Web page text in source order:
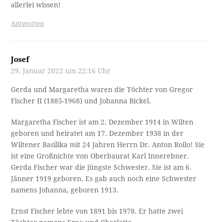
allerlei wissen!
Antworten
Josef
29. Januar 2022 um 22:16 Uhr
Gerda und Margaretha waren die Töchter von Gregor
Fischer II (1885-1968) und Johanna Bickel.
Margaretha Fischer ist am 2. Dezember 1914 in Wilten
geboren und heiratet am 17. Dezember 1938 in der
Wiltener Basilika mit 24 Jahren Herrn Dr. Anton Roilo! Sie
ist eine Großnichte von Oberbaurat Karl Innerebner.
Gerda Fischer war die jüngste Schwester. Sie ist am 6.
Jänner 1919 geboren. Es gab auch noch eine Schwester
namens Johanna, geboren 1913.
Ernst Fischer lebte von 1891 bis 1978. Er hatte zwei